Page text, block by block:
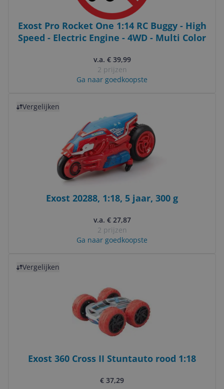
Exost Pro Rocket One 1:14 RC Buggy - High
Speed - Electric Engine - 4WD - Multi Color
v.a. € 39,99
2 prijzen
Ga naar goedkoopste
Vergelijken
Exost 20288, 1:18, 5 jaar, 300 g
v.a. € 27,87
2 prijzen
Ga naar goedkoopste
Vergelijken
Exost 360 Cross II Stuntauto rood 1:18
€ 37,29